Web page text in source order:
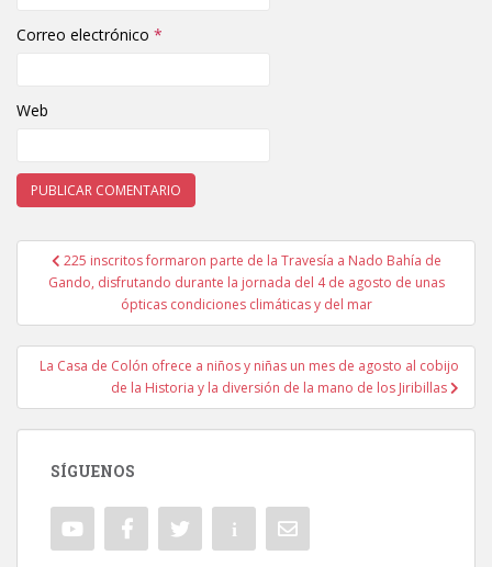
Correo electrónico *
Web
Navegación de entradas
225 inscritos formaron parte de la Travesía a Nado Bahía de
Gando, disfrutando durante la jornada del 4 de agosto de unas
ópticas condiciones climáticas y del mar
La Casa de Colón ofrece a niños y niñas un mes de agosto al cobijo
de la Historia y la diversión de la mano de los Jiribillas
SÍGUENOS